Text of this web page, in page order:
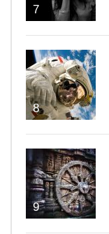
7
8
9